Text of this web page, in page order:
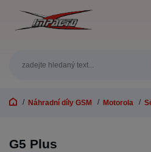
Náhradní díly GSM Motorola
G5 Plus